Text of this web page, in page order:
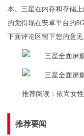
本。三星在内存和存储
的觉得现在安卓平台的
下面评论区留下您的意见
推荐阅读： 依尚女性
推荐要闻